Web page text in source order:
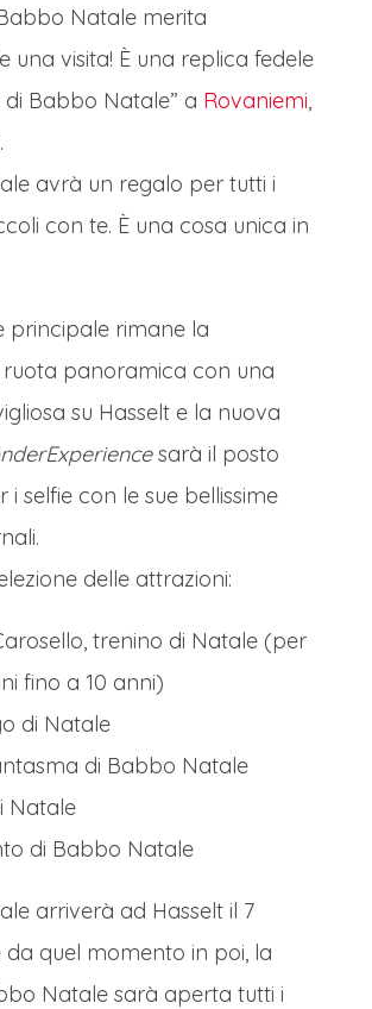
Natale merita
una visita! È una replica fedele
di Babbo Natale” a Rovaniemi,
avrà un regalo per tutti i
con te. È una cosa unica in
principale rimane la
panoramica con una
su Hasselt e la nuova
sarà il posto
i selfie con le sue bellissime
delle attrazioni:
trenino di Natale (per
fino a 10 anni)
di Natale
di Babbo Natale
Natale
di Babbo Natale
arriverà ad Hasselt il 7
quel momento in poi, la
Natale sarà aperta tutti i